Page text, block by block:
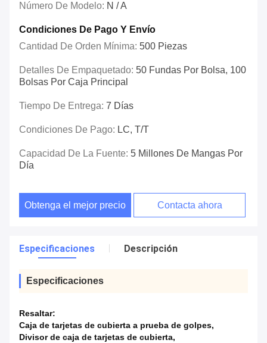
Número De Modelo: N / A
Condiciones De Pago Y Envío
Cantidad De Orden Mínima: 500 Piezas
Detalles De Empaquetado: 50 Fundas Por Bolsa, 100
Bolsas Por Caja Principal
Tiempo De Entrega: 7 Días
Condiciones De Pago: LC, T/T
Capacidad De La Fuente: 5 Millones De Mangas Por
Día
Obtenga el mejor precio Contacta ahora
Especificaciones Descripción
Especificaciones
Resaltar:
Caja de tarjetas de cubierta a prueba de golpes,
Divisor de caja de tarjetas de cubierta,